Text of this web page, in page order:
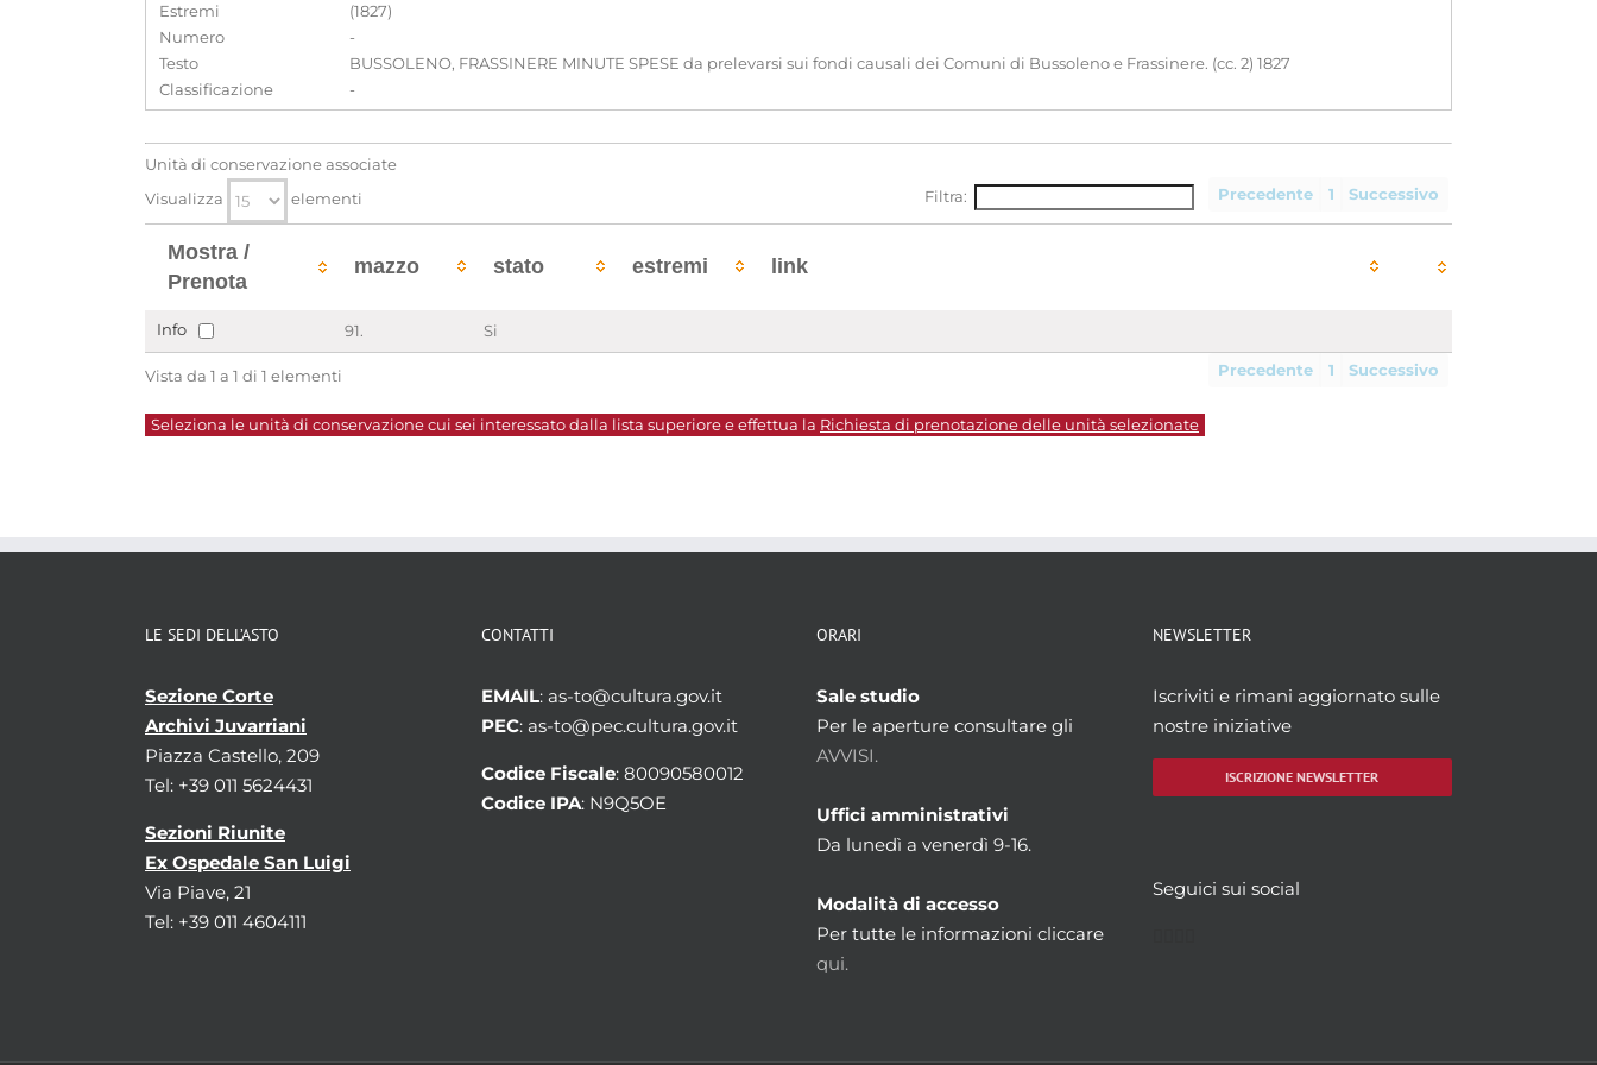
Estremi
(1827)
Numero
-
Testo
BUSSOLENO, FRASSINERE MINUTE SPESE da prelevarsi sui fondi causali dei Comuni di Bussoleno e Frassinere. (cc. 2) 1827
Classificazione
-
Unità di conservazione associate
Precedente
1 Successivo
Visualizza elementi Filtra:
Mostra /
Prenota
mazzo stato estremi link
Info 91. Si
Vista da 1 a 1 di 1 elementi Precedente 1 Successivo
Seleziona le unità di conservazione cui sei interessato dalla lista superiore e effettua la Richiesta di prenotazione delle unità selezionate
LE SEDI DELL’ASTO
Sezione Corte
Archivi Juvarriani
Piazza Castello, 209
Tel: +39 011 5624431
Sezioni Riunite
Ex Ospedale San Luigi
Via Piave, 21
Tel: +39 011 4604111
CONTATTI
EMAIL: as-to@cultura.gov.it
PEC: as-to@pec.cultura.gov.it
Codice Fiscale: 80090580012
Codice IPA: N9Q5OE
ORARI
Sale studio
Per le aperture consultare gli
AVVISI.
Uffici amministrativi
Da lunedì a venerdì 9-16.
Modalità di accesso
Per tutte le informazioni cliccare
qui.
NEWSLETTER
Iscriviti e rimani aggiornato sulle
nostre iniziative
ISCRIZIONE NEWSLETTER
Seguici sui social